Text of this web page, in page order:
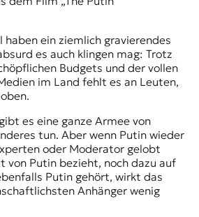
haben ein ziemlich gravierendes
es auch klingen mag: Trotz
Budgets und der vollen
im Land fehlt es an Leuten,
es eine ganze Armee von
tun. Aber wenn Putin wieder
oder Moderator gelobt
von Putin bezieht, noch dazu auf
Putin gehört, wirkt das
Anhänger wenig